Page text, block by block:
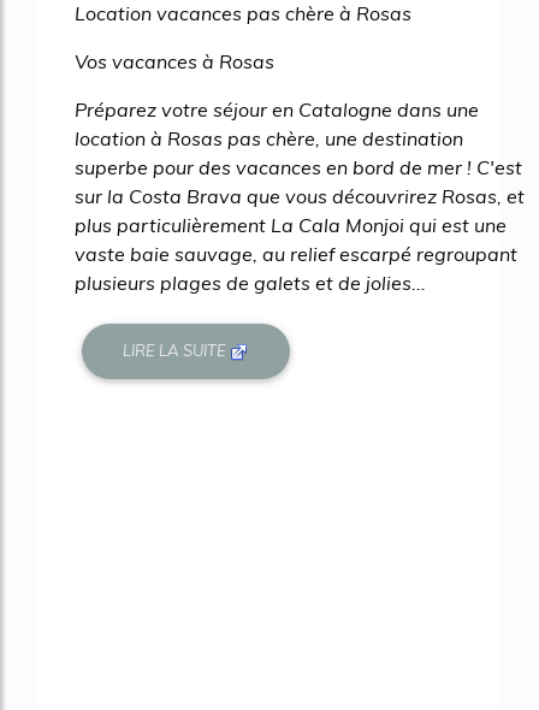
Location vacances pas chère à Rosas
Vos vacances à Rosas
Préparez votre séjour en Catalogne dans une
location à Rosas pas chère, une destination
superbe pour des vacances en bord de mer ! C'est
sur la Costa Brava que vous découvrirez Rosas, et
plus particulièrement La Cala Monjoi qui est une
vaste baie sauvage, au relief escarpé regroupant
plusieurs plages de galets et de jolies...
LIRE LA SUITE